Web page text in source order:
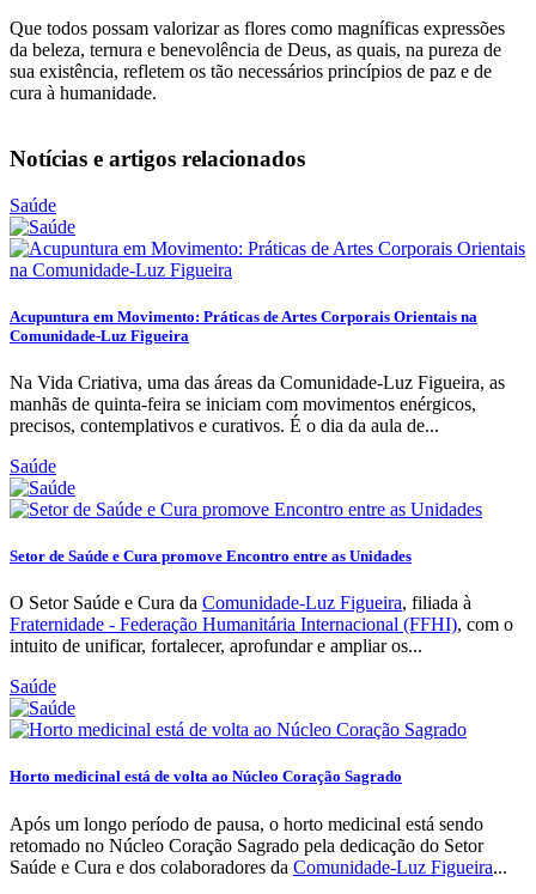
Que todos possam valorizar as flores como magníficas expressões
da beleza, ternura e benevolência de Deus, as quais, na pureza de
sua existência, refletem os tão necessários princípios de paz e de
cura à humanidade.
Notícias e artigos relacionados
Saúde
Acupuntura em Movimento: Práticas de Artes Corporais Orientais na
Comunidade-Luz Figueira
Na Vida Criativa, uma das áreas da Comunidade-Luz Figueira, as
manhãs de quinta-feira se iniciam com movimentos enérgicos,
precisos, contemplativos e curativos. É o dia da aula de...
Saúde
Setor de Saúde e Cura promove Encontro entre as Unidades
O Setor Saúde e Cura da Comunidade-Luz Figueira, filiada à
Fraternidade - Federação Humanitária Internacional (FFHI), com o
intuito de unificar, fortalecer, aprofundar e ampliar os...
Saúde
Horto medicinal está de volta ao Núcleo Coração Sagrado
Após um longo período de pausa, o horto medicinal está sendo
retomado no Núcleo Coração Sagrado pela dedicação do Setor
Saúde e Cura e dos colaboradores da Comunidade-Luz Figueira...